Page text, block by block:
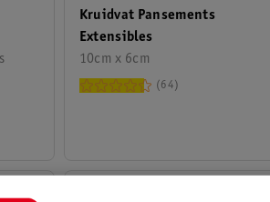
Kruidvat Pansements
Extensibles
10cm x 6cm
64